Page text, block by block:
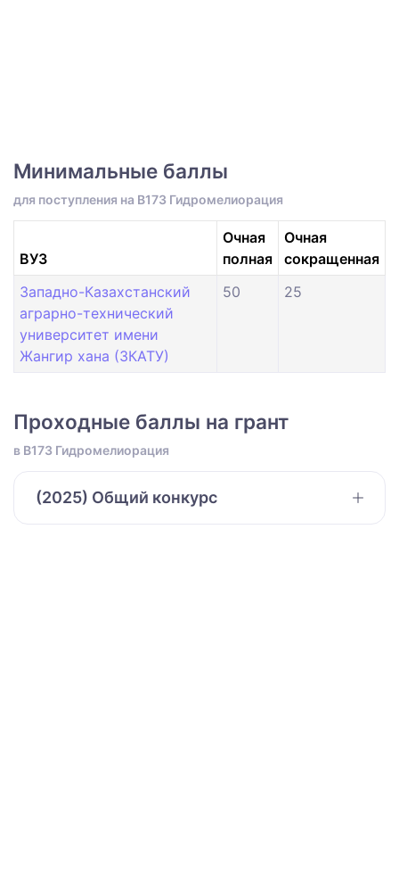
Минимальные баллы
для поступления на B173 Гидромелиорация
ВУЗ
Очная
полная
Очная
сокращенная
Западно-Казахстанский
аграрно-технический
университет имени
Жангир хана (ЗКАТУ)
50 25
Проходные баллы на грант
в B173 Гидромелиорация
(2025) Общий конкурс